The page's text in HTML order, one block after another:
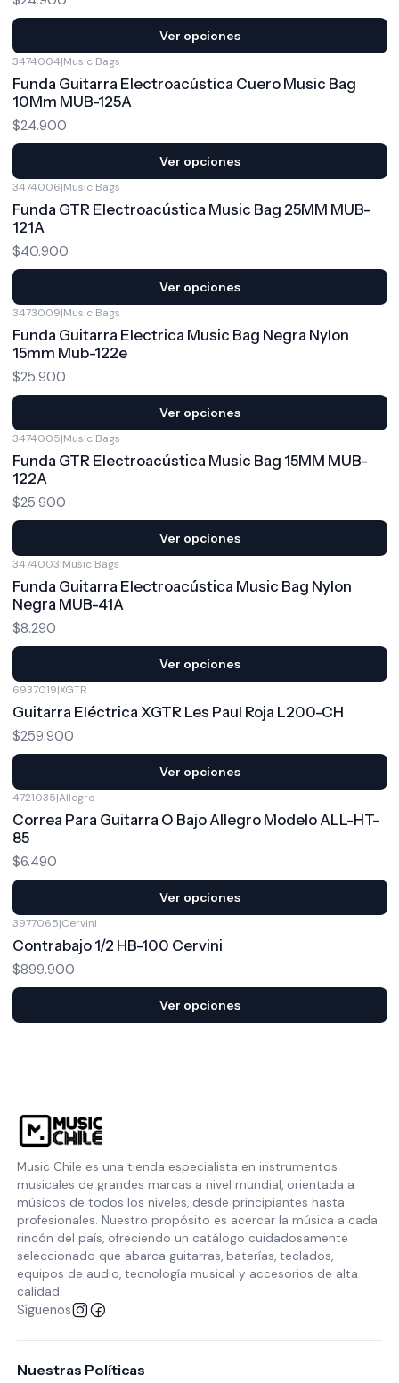
Ver opciones
3474004|Music Bags
Funda Guitarra Electroacústica Cuero Music Bag
10Mm MUB-125A
$24.900
Ver opciones
3474006|Music Bags
Funda GTR Electroacústica Music Bag 25MM MUB-
121A
$40.900
Ver opciones
3473009|Music Bags
Funda Guitarra Electrica Music Bag Negra Nylon
15mm Mub-122e
$25.900
Ver opciones
3474005|Music Bags
Funda GTR Electroacústica Music Bag 15MM MUB-
122A
$25.900
Ver opciones
3474003|Music Bags
Funda Guitarra Electroacústica Music Bag Nylon
Negra MUB-41A
$8.290
Ver opciones
6937019|XGTR
Guitarra Eléctrica XGTR Les Paul Roja L200-CH
$259.900
Ver opciones
4721035|Allegro
Correa Para Guitarra O Bajo Allegro Modelo ALL-HT-
85
$6.490
Ver opciones
3977065|Cervini
Contrabajo 1/2 HB-100 Cervini
$899.900
Ver opciones
Music Chile es una tienda especialista en instrumentos
musicales de grandes marcas a nivel mundial, orientada a
músicos de todos los niveles, desde principiantes hasta
profesionales. Nuestro propósito es acercar la música a cada
rincón del país, ofreciendo un catálogo cuidadosamente
seleccionado que abarca guitarras, baterías, teclados,
equipos de audio, tecnología musical y accesorios de alta
calidad.
Síguenos
Nuestras Políticas